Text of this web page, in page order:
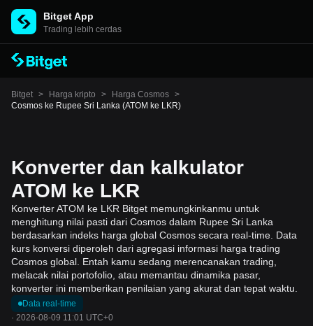
Bitget App
Trading lebih cerdas
Bitget > Harga kripto > Harga Cosmos >
Cosmos ke Rupee Sri Lanka (ATOM ke LKR)
Konverter dan kalkulator
ATOM ke LKR
Konverter ATOM ke LKR Bitget memungkinkanmu untuk
menghitung nilai pasti dari Cosmos dalam Rupee Sri Lanka
berdasarkan indeks harga global Cosmos secara real-time. Data
kurs konversi diperoleh dari agregasi informasi harga trading
Cosmos global. Entah kamu sedang merencanakan trading,
melacak nilai portofolio, atau memantau dinamika pasar,
konverter ini memberikan penilaian yang akurat dan tepat waktu.
Data real-time
· 2026-08-09 11:01 UTC+0